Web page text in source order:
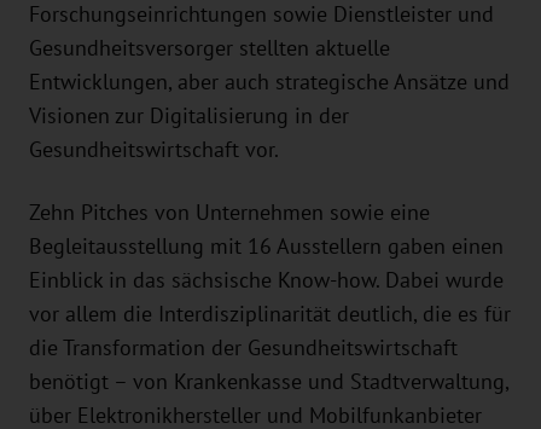
Forschungseinrichtungen sowie Dienstleister und
Gesundheitsversorger stellten aktuelle
Entwicklungen, aber auch strategische Ansätze und
Visionen zur Digitalisierung in der
Gesundheitswirtschaft vor.
Zehn Pitches von Unternehmen sowie eine
Begleitausstellung mit 16 Ausstellern gaben einen
Einblick in das sächsische Know-how. Dabei wurde
vor allem die Interdisziplinarität deutlich, die es für
die Transformation der Gesundheitswirtschaft
benötigt – von Krankenkasse und Stadtverwaltung,
über Elektronikhersteller und Mobilfunkanbieter